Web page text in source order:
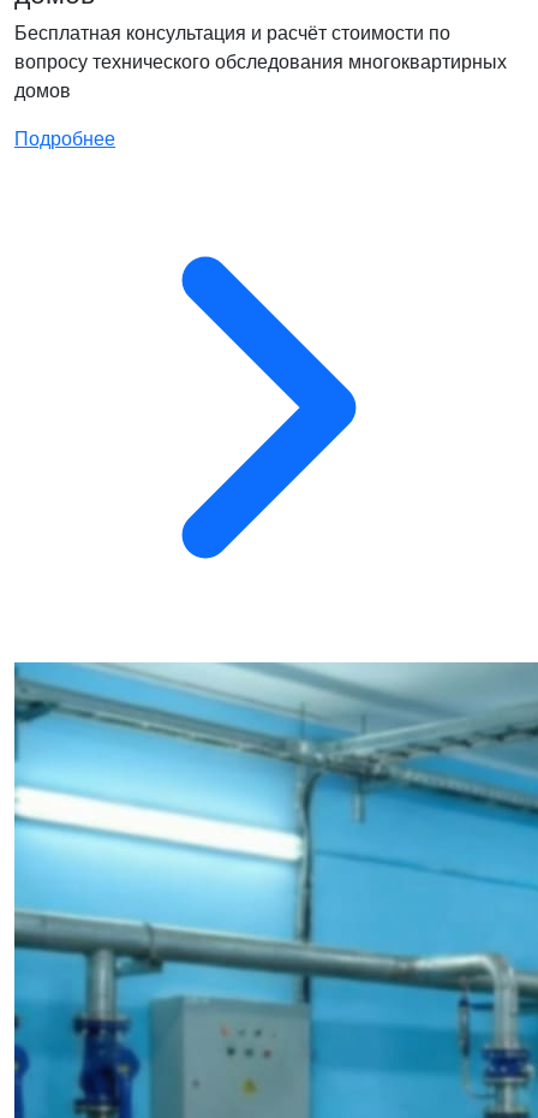
Бесплатная консультация и расчёт стоимости по
вопросу технического обследования многоквартирных
домов
Подробнее